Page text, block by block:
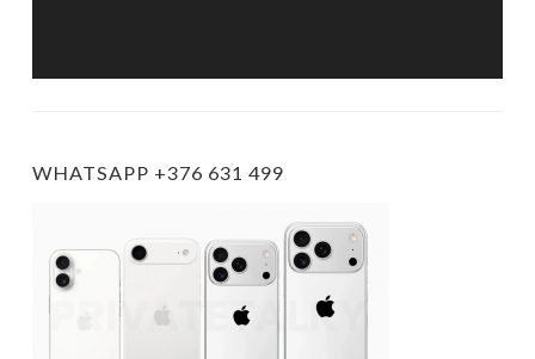
WHATSAPP +376 631 499